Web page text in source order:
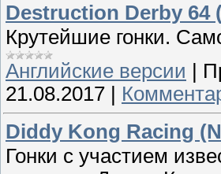
Destruction Derby 64
Крутейшие гонки.
Английские версии
21.08.2017
Diddy Kong Racing
Гонки с участием